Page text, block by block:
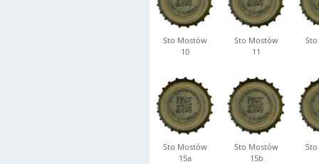
Sto Mostów
10
Sto Mostów
11
Sto Mostów
15a
Sto Mostów
15b